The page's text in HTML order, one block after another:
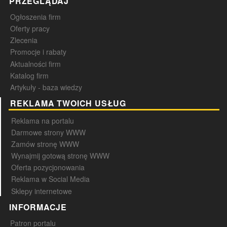
Ogłoszenia firm
Oferty pracy
Zlecenia
Promocje i rabaty
Aktualności firm
Katalog firm
Artykuły - baza wiedzy
REKLAMA TWOICH USŁUG
Reklama na portalu
Darmowe strony WWW
Zamów stronę WWW
Wynajmij gotową stronę WWW
Oferta pozycjonowania
Reklama w Social Media
Sklepy internetowe
INFORMACJE
Patron portalu